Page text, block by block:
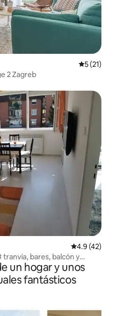
5 (21)
2 Zagreb
Calificación
4.9 (42)
tranvía, bares, balcón y
un hogar y unos
fantásticos